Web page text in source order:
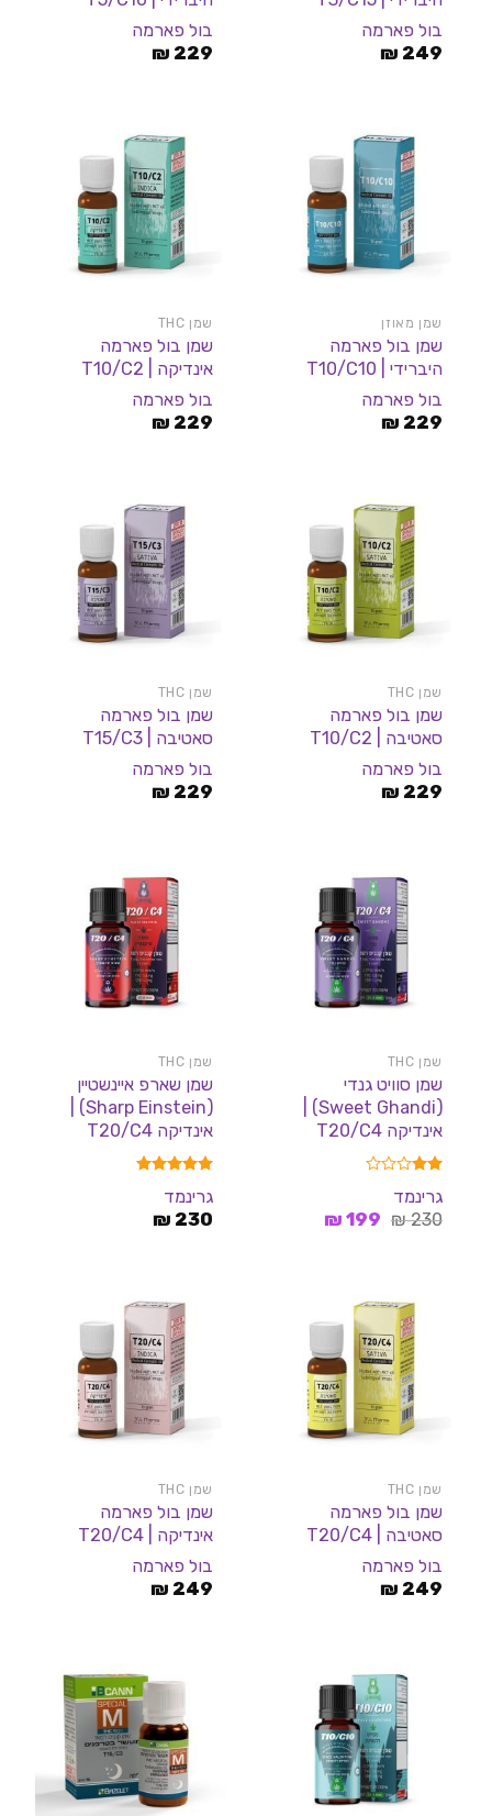
בול פארמה
249
₪
בול פארמה
229
₪
שמן מאוזן
שמן בול פארמה
היברידי | T10/C10
בול פארמה
229
₪
שמן THC
שמן בול פארמה
אינדיקה | T10/C2
בול פארמה
229
₪
שמן THC
שמן בול פארמה
סאטיבה | T10/C2
בול פארמה
229
₪
שמן THC
שמן בול פארמה
סאטיבה | T15/C3
בול פארמה
229
₪
שמן THC
שמן סוויט גנדי
(Sweet Ghandi) |
אינדיקה T20/C4
2.00
מתוך
גרינמד
230
₪ המחיר
199
₪המחיר
שמן THC
שמן שארפ איינשטיין
(Sharp Einstein) |
אינדיקה T20/C4
מתוך 5
גרינמד
230
₪
שמן THC
שמן בול פארמה
סאטיבה | T20/C4
בול פארמה
249
₪
שמן THC
שמן בול פארמה
אינדיקה | T20/C4
בול פארמה
249
₪